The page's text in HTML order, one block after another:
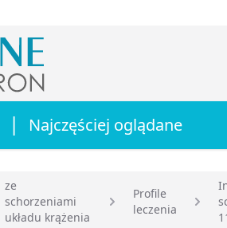
| Najczęściej oglądane
ze
schorzeniami
układu krążenia
Profile
leczenia